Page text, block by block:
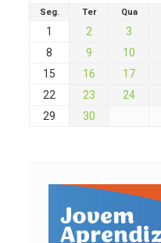
Seg. Ter Qua
1 2 3
8
9 10
15
16 17
22
23 24
29
30